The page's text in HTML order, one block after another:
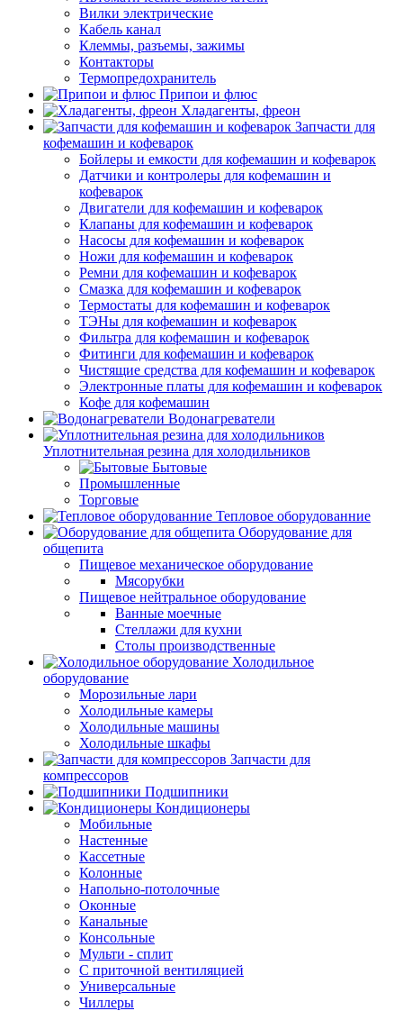
Вилки электрические
Кабель канал
Клеммы, разъемы, зажимы
Контакторы
Термопредохранитель
Припои и флюс
Хладагенты, фреон
Запчасти для
кофемашин и кофеварок
Бойлеры и емкости для кофемашин и кофеварок
Датчики и контролеры для кофемашин и
кофеварок
Двигатели для кофемашин и кофеварок
Клапаны для кофемашин и кофеварок
Насосы для кофемашин и кофеварок
Ножи для кофемашин и кофеварок
Ремни для кофемашин и кофеварок
Смазка для кофемашин и кофеварок
Термостаты для кофемашин и кофеварок
ТЭНы для кофемашин и кофеварок
Фильтра для кофемашин и кофеварок
Фитинги для кофемашин и кофеварок
Чистящие средства для кофемашин и кофеварок
Электронные платы для кофемашин и кофеварок
Кофе для кофемашин
Водонагреватели
Уплотнительная резина для холодильников
Бытовые
Промышленные
Торговые
Тепловое оборудованние
Оборудование для
общепита
Пищевое механическое оборудование
Мясорубки
Пищевое нейтральное оборудование
Ванные моечные
Стеллажи для кухни
Столы производственные
Холодильное
оборудование
Морозильные лари
Холодильные камеры
Холодильные машины
Холодильные шкафы
Запчасти для
компрессоров
Подшипники
Кондиционеры
Мобильные
Настенные
Кассетные
Колонные
Напольно-потолочные
Оконные
Канальные
Консольные
Мульти - сплит
С приточной вентиляцией
Универсальные
Чиллеры